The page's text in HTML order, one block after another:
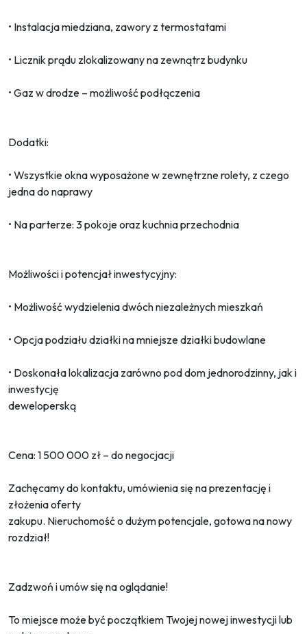
• Instalacja miedziana, zawory z termostatami
• Licznik prądu zlokalizowany na zewnątrz budynku
• Gaz w drodze – możliwość podłączenia
Dodatki:
• Wszystkie okna wyposażone w zewnętrzne rolety, z czego
jedna do naprawy
• Na parterze: 3 pokoje oraz kuchnia przechodnia
Możliwości i potencjał inwestycyjny:
• Możliwość wydzielenia dwóch niezależnych mieszkań
• Opcja podziału działki na mniejsze działki budowlane
• Doskonała lokalizacja zarówno pod dom jednorodzinny, jak i
inwestycję
deweloperską
Cena: 1 500 000 zł – do negocjacji
Zachęcamy do kontaktu, umówienia się na prezentację i
złożenia oferty
zakupu. Nieruchomość o dużym potencjale, gotowa na nowy
rozdział!
Zadzwoń i umów się na oglądanie!
To miejsce może być początkiem Twojej nowej inwestycji lub